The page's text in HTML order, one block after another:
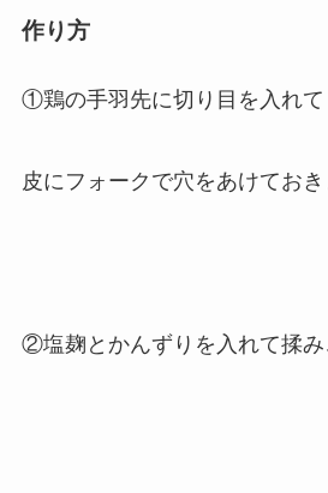
作り方
①鶏の手羽先に切り目を入れて
皮にフォークで穴をあけておき
②塩麹とかんずりを入れて揉み